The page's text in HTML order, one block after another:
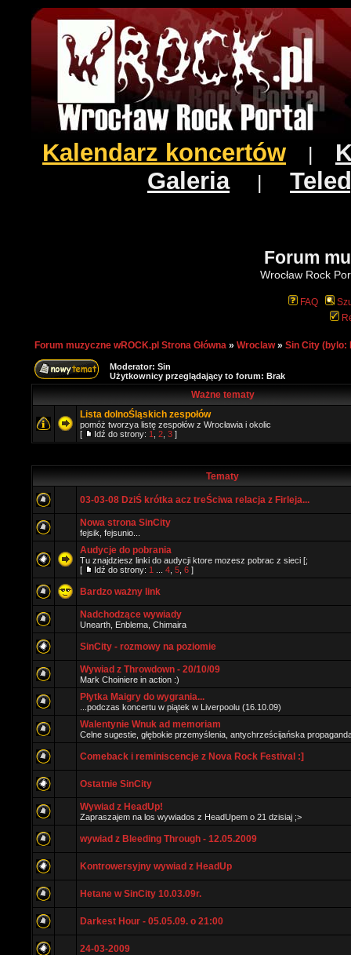
Kalendarz koncertów
Galeria|
Forum
Wrocław Rock
FAQ
Forum muzyczne wROCK.pl Strona Główna » Wroclaw» Sin City (bylo:
Moderator: Sin
Użytkownicy przeglądający to forum: Brak
Ważne tematy
Lista dolnoŚląskich zespołów
pomóż tworzya listę zespołów z Wrocławia i okolic
[
Idź do strony: 1 2 3 ]
Tematy
03-03-08 DziŚ krótka acz treŚciwa relacja z Firleja...
Nowa strona SinCity
fejsik, fejsunio...
Audycje do pobrania
Tu znajdziesz linki do audycji ktore mozesz pobrac z sieci [;
[
Idź do strony: 1 4 5 6 ]
Bardzo ważny link
Nadchodzące wywiady
Unearth, Enblema, Chimaira
SinCity - rozmowy na poziomie
Wywiad z Throwdown - 20/10/09
Mark Choiniere in action :)
Płytka Maigry do wygrania...
...podczas koncertu w piątek w Liverpoolu (16.10.09)
Walentynie Wnuk ad memoriam
Celne sugestie, głębokie przemyślenia, antychrześcijańska
Comeback i reminiscencje z Nova Rock Festival :]
Ostatnie SinCity
Wywiad z HeadUp!
Zapraszajem na los wywiados z HeadUpem o 21 dzisiaj ;>
wywiad z Bleeding Through - 12.05.2009
Kontrowersyjny wywiad z HeadUp
Hetane w SinCity 10.03.09r.
Darkest Hour - 05.05.09. o 21:00
24-03-2009